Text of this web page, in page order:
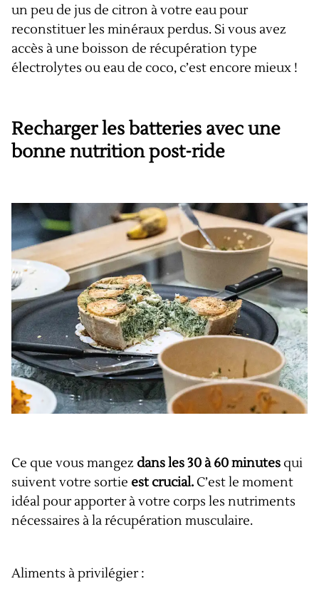
un peu de jus de citron à votre eau pour
reconstituer les minéraux perdus. Si vous avez
accès à une boisson de récupération type
électrolytes ou eau de coco, c’est encore mieux !
Recharger les batteries avec une
bonne nutrition post-ride
Ce que vous mangez dans les 30 à 60 minutes qui
suivent votre sortie est crucial. C’est le moment
idéal pour apporter à votre corps les nutriments
nécessaires à la récupération musculaire.
Aliments à privilégier :